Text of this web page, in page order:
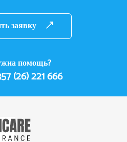
заявку
помощь?
(26) 221 666